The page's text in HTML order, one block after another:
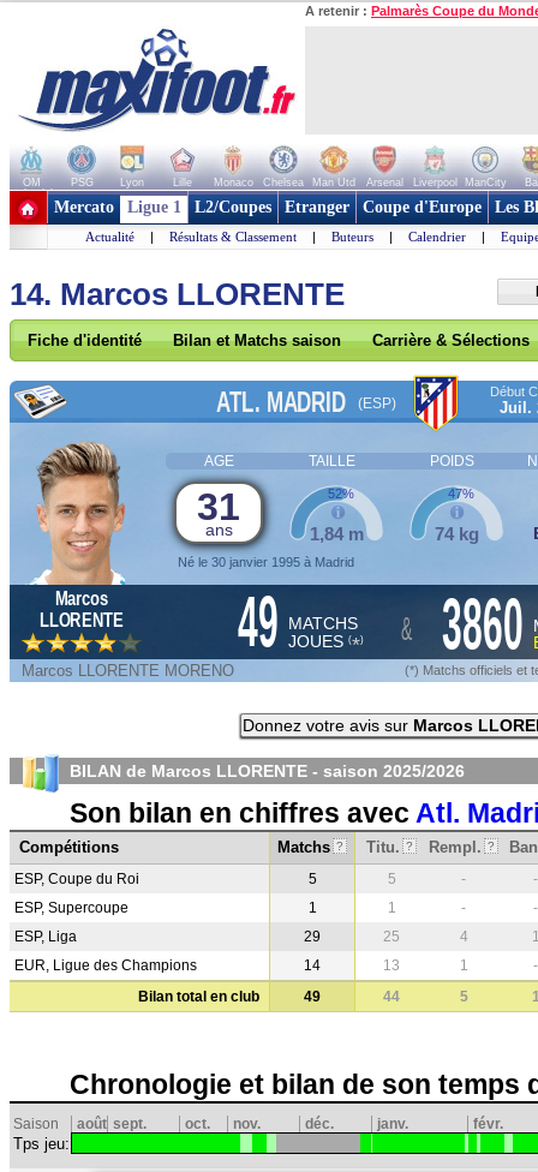
A retenir : Palmarès Coupe du
OM PSG Lyon Lille Monaco Chelsea Man Utd Arsenal Liverpool ManCity
+ de clubs
Mercato Ligue 1 L2/Coupes Etranger Coupe d'Europe Les
Actualité | Résultats & Classement | Buteurs | Calendrier |
14. Marcos LLORENTE
Fiche d'identité Bilan et Matchs saison Carrière & Sélections
ATL. MADRID (ESP)
Début
Juil.
AGE TAILLE POIDS
31
ans
Né le 30 janvier 1995 à Madrid
1,84 m
52%
74 kg
47%
Marcos
LLORENTE
49 MATCHS
JOUES (*) & 3860
Marcos LLORENTE MORENO (*) Matchs officiels et
Donnez votre avis sur Marcos
BILAN de Marcos LLORENTE - saison 2025/2026
Son bilan en chiffres avec Atl.
Compétitions Matchs ? Titu. ? Rempl. ?
ESP, Coupe du Roi 5 5 -
-
ESP, Supercoupe
1 1 -
-
ESP, Liga
29 25 4
EUR, Ligue des Champions
14 13 1
-
Bilan total en club
49 44 5
Chronologie et bilan de son temps
Saison août sept. oct. nov. déc. janv. févr.
Tps jeu: